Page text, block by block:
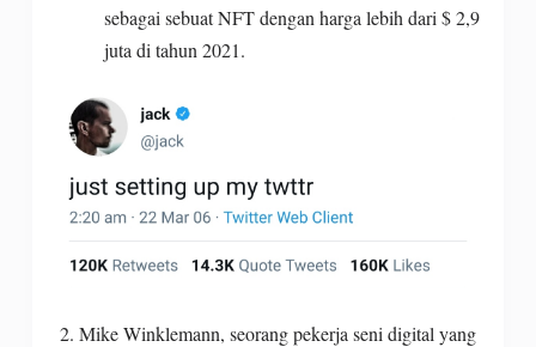
sebagai sebuat NFT dengan harga lebih dari $ 2,9
juta di tahun 2021.
2. Mike Winklemann, seorang pekerja seni digital yang